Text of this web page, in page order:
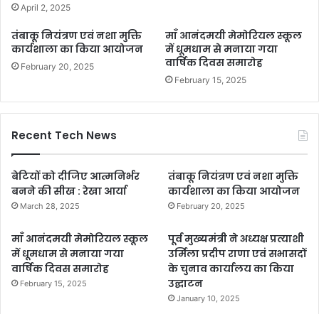
April 2, 2025
तंबाकू नियंत्रण एवं नशा मुक्ति
कार्यशाला का किया आयोजन
February 20, 2025
माँ आनंदमयी मेमोरियल स्कूल
में धूमधाम से मनाया गया
वार्षिक दिवस समारोह
February 15, 2025
Recent Tech News
बेटियों को दीजिए आत्मनिर्भर
बनने की सीख : रेखा आर्या
March 28, 2025
तंबाकू नियंत्रण एवं नशा मुक्ति
कार्यशाला का किया आयोजन
February 20, 2025
माँ आनंदमयी मेमोरियल स्कूल
में धूमधाम से मनाया गया
वार्षिक दिवस समारोह
February 15, 2025
पूर्व मुख्यमंत्री ने अध्यक्ष प्रत्याशी
उर्मिला प्रदीप राणा एवं सभासदों
के चुनाव कार्यालय का किया
उद्घाटन
January 10, 2025